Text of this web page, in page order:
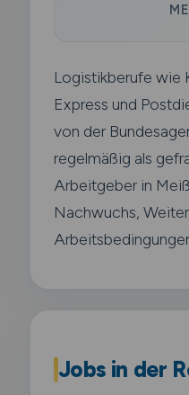
Logistikberufe wie
Express und
von der
regelmäßig als
Arbeitgeber in
Nachwuchs,
Jobs in der